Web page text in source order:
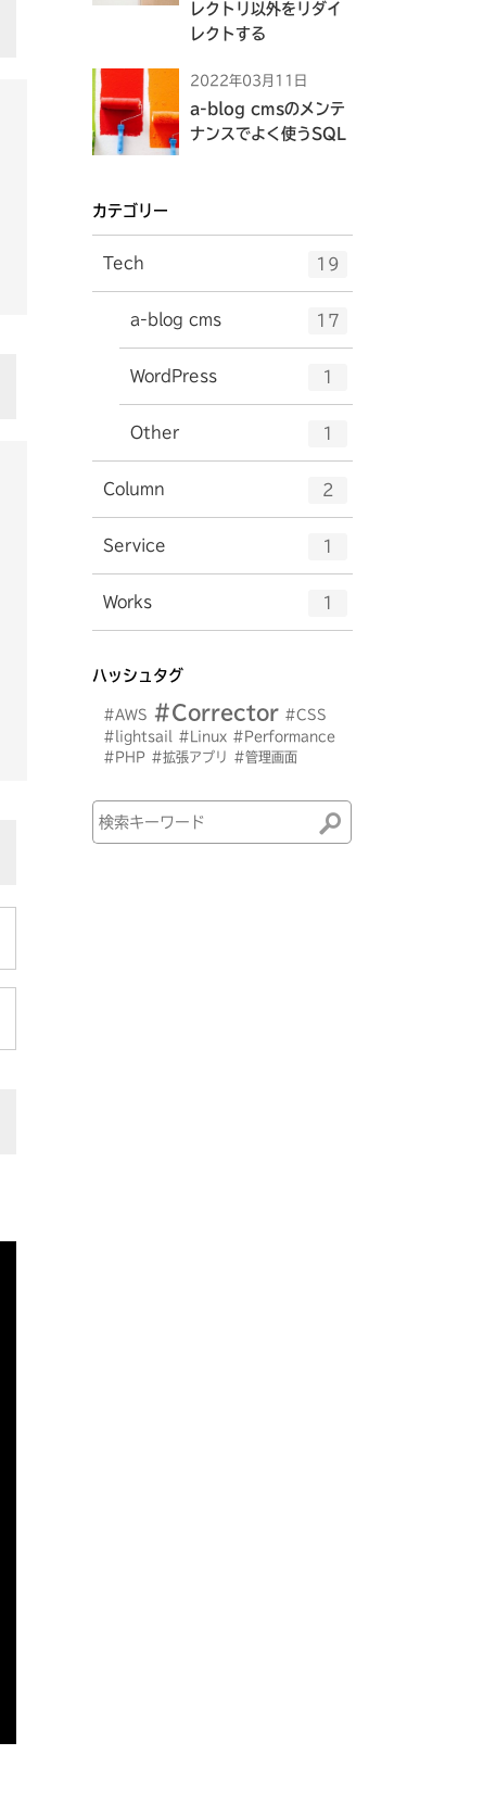
レクトリ以外をリダイ
レクトする
2022年03月11日
a-blog cmsのメンテ
ナンスでよく使うSQL
カテゴリー
Tech
リ
ー
数
19
a-blog cms
ー
17
WordPress
ー
1
Otherエ
ー
1
件
Column
ー
2
Service
ー
1
Works
リ
数
1
ハッシュタグ
#AWS #Corrector #CSS
#lightsail
#Linux #Performance
#PHP #拡張アプリ #管理画面